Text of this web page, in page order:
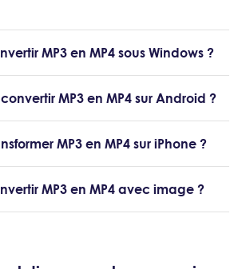
MP3 en MP4 sous Windows ?
MP3 en MP4 sur Android ?
MP3 en MP4 sur iPhone ?
MP3 en MP4 avec image ?